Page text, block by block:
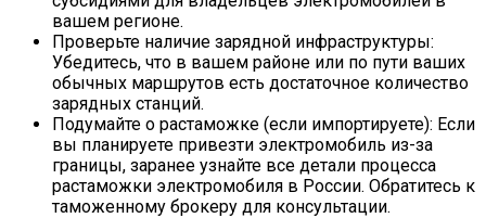
вашем регионе.
Проверьте наличие зарядной инфраструктуры:
Убедитесь, что в вашем районе или по пути ваших
обычных маршрутов есть достаточное количество
зарядных станций.
Подумайте о растаможке (если импортируете): Если
вы планируете привезти электромобиль из-за
границы, заранее узнайте все детали процесса
растаможки электромобиля в России. Обратитесь к
таможенному брокеру для консультации.